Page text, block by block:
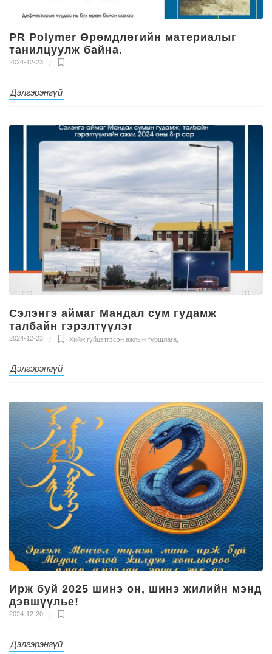
PR Polymer Өрөмдлөгийн материалыг
танилцуулж байна.
2024-12-23
Дэлгэрэнгүй
Сэлэнгэ аймаг Мандал сум гудамж
талбайн гэрэлтүүлэг
2024-12-23 Хийж гүйцэтгэсэн ажлын туршлага
Дэлгэрэнгүй
Ирж буй 2025 шинэ он, шинэ жилийн мэнд
дэвшүүлье!
2024-12-20
Дэлгэрэнгүй